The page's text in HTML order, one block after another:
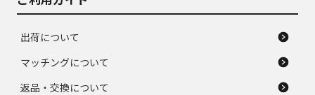
出荷について
マッチングについて
返品・交換について